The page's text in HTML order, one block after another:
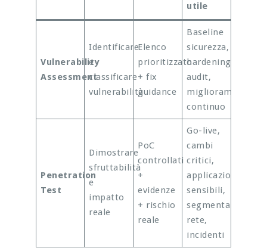
utile
Vulnerability
Assessment
Identificare
e
classificare
vulnerabilità
Elenco
prioritizzato
+ fix
guidance
Baseline
sicurezza,
hardening,
audit,
miglioramento
continuo
Penetration
Test
Dimostrare
sfruttabilità
e
impatto
reale
PoC
controllati
+
evidenze
+ rischio
reale
Go-live,
cambi
critici,
applicazioni
sensibili,
segmentazione
rete,
incidenti